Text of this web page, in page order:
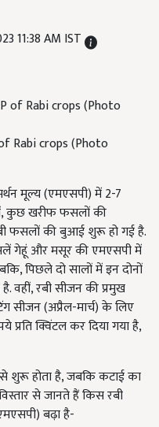
11:38 AM IST
Rabi crops (Photo
मूल्य (एमएसपी) में 2-7
कुछ खरीफ फसलों की
फसलों की बुआई शुरू हो गई है.
गेहूं और मसूर की एमएसपी में
पिछले दो सालों में इन दोनों
वहीं, रबी सीजन की प्रमुख
सीजन (अप्रैल-मार्च) के लिए
प्रति क्विंटल कर दिया गया है,
शुरू होता है, जबकि कटाई का
से जानते हैं किस रबी
बढ़ा है-